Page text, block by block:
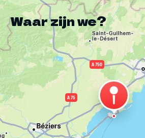
Waar zijn we?